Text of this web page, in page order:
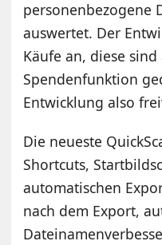
personenbezogene
auswertet. Der
Käufe an, diese
Spendenfunktion
Entwicklung also
Die neueste
Shortcuts,
automatischen
nach dem Export,